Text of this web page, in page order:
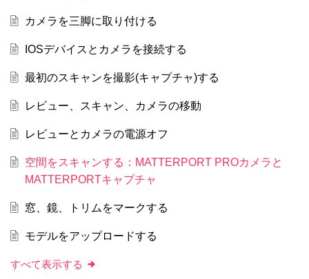
カメラを三脚に取り付ける
IOSデバイスとカメラを接続する
最初のスキャンを撮影(キャプチャ)する
レビュー、スキャン、カメラの移動
レビューとカメラの電源オフ
空間をスキャンする：MATTERPORT PROカメラと
MATTERPORTキャプチャ
窓、鏡、トリムをマークする
モデルをアップロードする
すべて表示する